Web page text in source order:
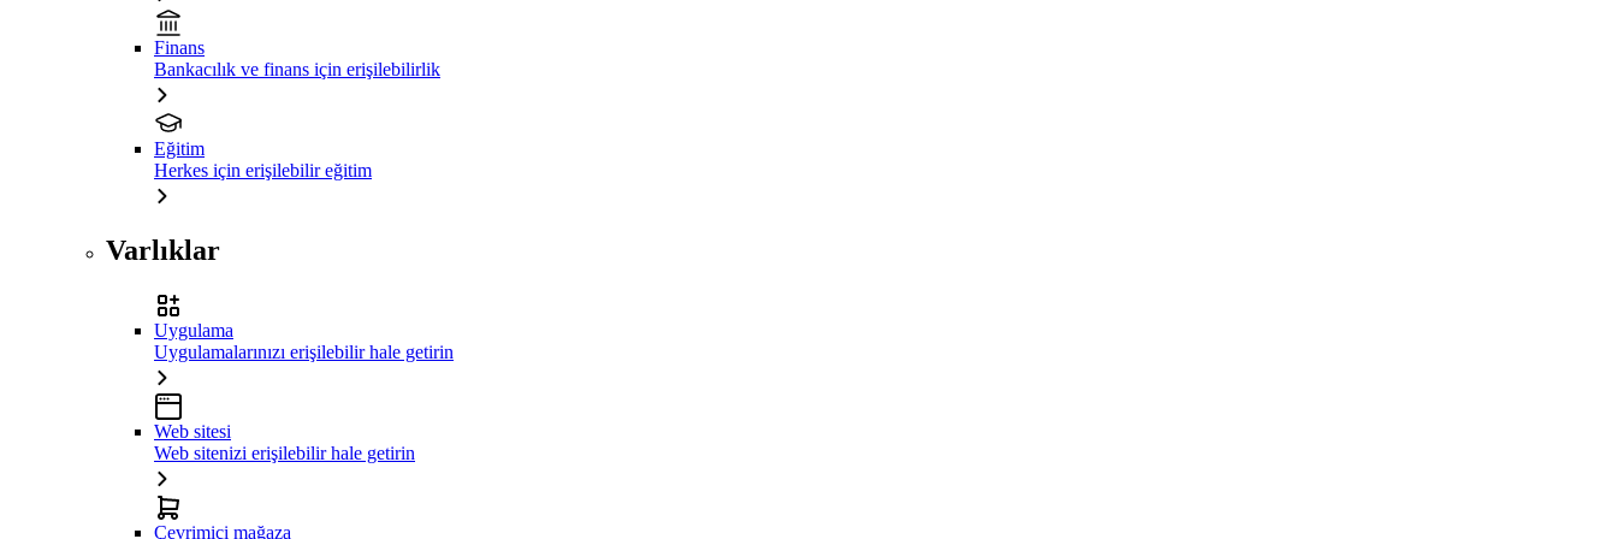
Finans
Bankacılık ve finans için erişilebilirlik
Eğitim
Herkes için erişilebilir eğitim
Varlıklar
Uygulama
Uygulamalarınızı erişilebilir hale getirin
Web sitesi
Web sitenizi erişilebilir hale getirin
Çevrimiçi mağaza